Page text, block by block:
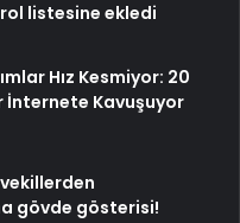
listesine ekledi
Hız Kesmiyor: 20
İnternete Kavuşuyor
vekillerden
gövde gösterisi!